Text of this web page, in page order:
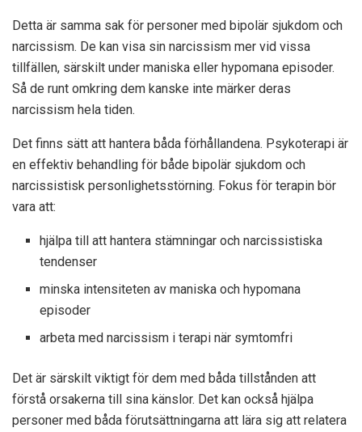
Detta är samma sak för personer med bipolär sjukdom och
narcissism. De kan visa sin narcissism mer vid vissa
tillfällen, särskilt under maniska eller hypomana episoder.
Så de runt omkring dem kanske inte märker deras
narcissism hela tiden.
Det finns sätt att hantera båda förhållandena. Psykoterapi är
en effektiv behandling för både bipolär sjukdom och
narcissistisk personlighetsstörning. Fokus för terapin bör
vara att:
hjälpa till att hantera stämningar och narcissistiska
tendenser
minska intensiteten av maniska och hypomana
episoder
arbeta med narcissism i terapi när symtomfri
Det är särskilt viktigt för dem med båda tillstånden att
förstå orsakerna till sina känslor. Det kan också hjälpa
personer med båda förutsättningarna att lära sig att relatera